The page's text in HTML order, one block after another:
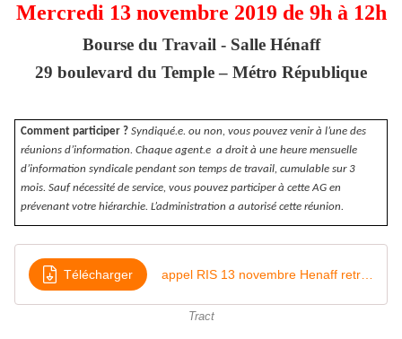
Mercredi 13 novembre 2019 de 9h à 12h
Bourse du Travail - Salle Hénaff
29 boulevard du Temple – Métro République
Comment participer ? Syndiqué.e. ou non, vous pouvez venir à l’une des
réunions d’information. Chaque agent.e a droit à une heure mensuelle
d’information syndicale pendant son temps de travail, cumulable sur 3
mois. Sauf nécessité de service, vous pouvez participer à cette AG en
prévenant votre hiérarchie. L’administration a autorisé cette réunion.
Télécharger
Tract